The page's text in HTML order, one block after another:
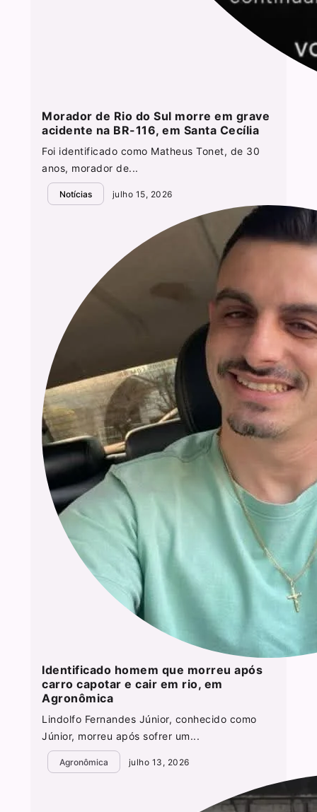
Morador de Rio do Sul morre em grave
acidente na BR-116, em Santa Cecília
Foi identificado como Matheus Tonet, de 30
anos, morador de...
Notícias julho 15, 2026
Identificado homem que morreu após
carro capotar e cair em rio, em
Agronômica
Lindolfo Fernandes Júnior, conhecido como
Júnior, morreu após sofrer um...
Agronômica julho 13, 2026